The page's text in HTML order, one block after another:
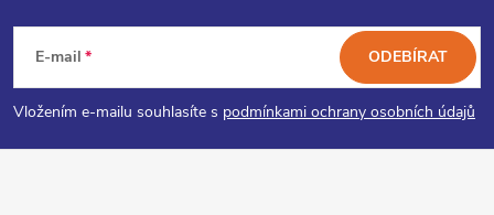
p
E-mail
Vložením e-mailu souhlasíte s podmínkami ochrany osobních údajů
ODEBÍRAT